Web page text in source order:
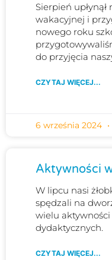
Sierpień
wakacyjnej i
nowego roku
do przyjęcia
CZYTAJ WIĘCEJ...
6 września 2024
Aktywności
W lipcu nasi
spędzali na
wielu
dydaktycznych.
CZYTAJ WIĘCEJ...